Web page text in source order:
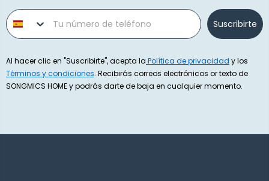
Phone number
Suscribirte
Al hacer clic en "Suscribirte", acepta la Política de privacidad y los
Términos y condiciones. Recibirás correos electrónicos or texto de
SONGMICS HOME y podrás darte de baja en cualquier momento.